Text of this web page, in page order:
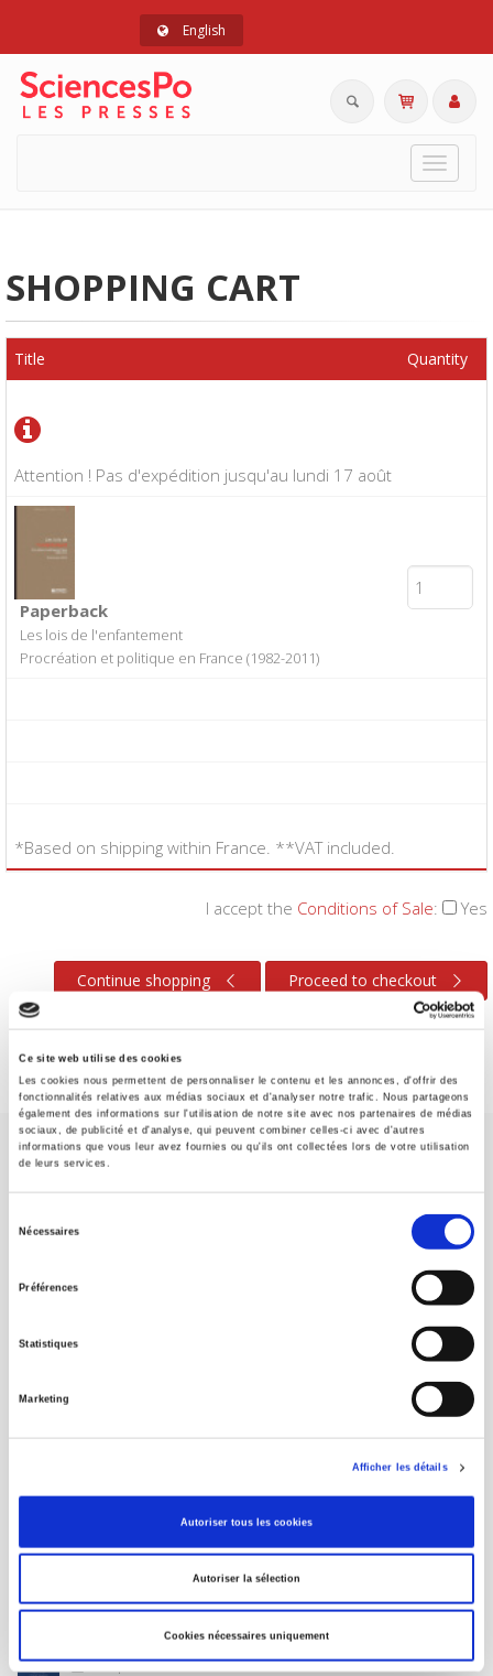
Ce site web utilise des cookies
Les cookies nous permettent de personnaliser le contenu et les annonces, d'offrir des
fonctionnalités relatives aux médias sociaux et d'analyser notre trafic. Nous partageons
également des informations sur l'utilisation de notre site avec nos partenaires de médias
sociaux, de publicité et d'analyse, qui peuvent combiner celles-ci avec d'autres
informations que vous leur avez fournies ou qu'ils ont collectées lors de votre utilisation
de leurs services.
Nécessaires
Préférences
Statistiques
Marketing
Afficher les détails
Autoriser tous les cookies
Autoriser la sélection
Cookies nécessaires uniquement
English
Toggle
SHOPPING CART
Attention ! Pas d'expédition jusqu'au lundi 17 août
Title Quantity
Paperback
Les lois de l'enfantement
Procréation et politique en France (1982-2011)
*Based on shipping within France. **VAT included.
I accept the Conditions of Sale: Yes
Continue shopping Proceed to checkout
SCIENCES PO UNIVERSITY PRESS has a threefold role: to publish
original research, to edit reference works for student use, and to
help public and political debate.
FOREIGN RIGHTS
FOR BOOKSHOPS
MY ACCOUNT
Future Releases
La France et l'Union européenne
4 sept. 2026